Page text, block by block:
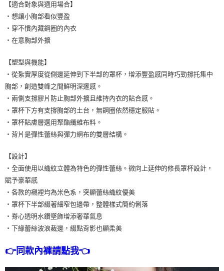
【適合對象與適用場合】
・想讓小胸部看似豐盈
・穿不慣內藏鋼圈的內衣
・在意胸部外擴
【塑型與機能】
・從紮實厚度從側邊延伸到下半部的罩杯，增添豐盈感同時巧勁撐托集中
胸部，創造雙峰之間鮮明深邃感。
・兩側支撐膠片防止胸部外擴且維持內衣的貼合感。
・罩杯下方有支撐胸部的土台，無鋼圈依然穩定服貼。
・罩杯貼膚層選用聚酯纖維布料。
・背片是彈性蕾絲與彈力網布的雙層結構。
【設計】
・全面使用以織紋立體為特色的彈性蕾絲。微向上延伸的修長罩杯設計，
賦予豪華感
・各款的襯裡均為米色系，突顯蕾絲織紋優美
・罩杯下半部綴著細窄包邊帶，整體樣式簡約俐落
・脊心透明水鑽墜飾增添奢華氣息
・下緣蕾絲波浪裁邊，綴點背影也顯柔美
👉同款內褲請點我👈